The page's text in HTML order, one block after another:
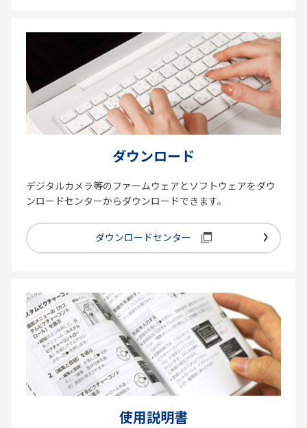
ダウンロード
デジタルカメラ等のファームウェアとソフトウェアをダウ
ンロードセンターからダウンロードできます。
ダウンロードセンター
使用説明書